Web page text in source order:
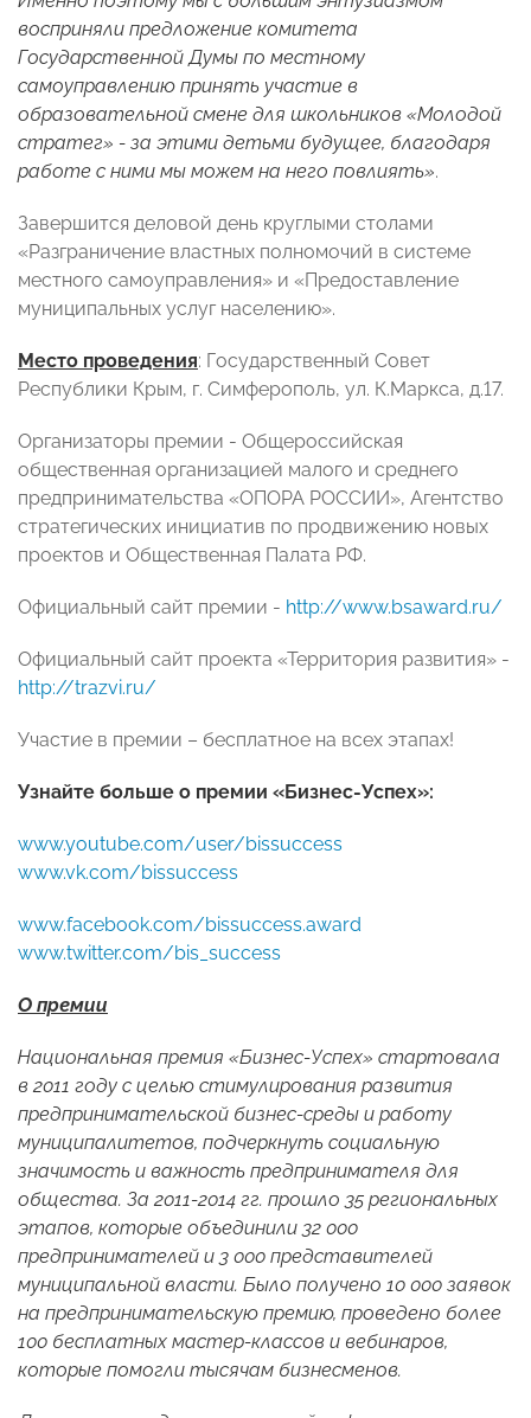
восприняли предложение комитета
Государственной Думы по местному
самоуправлению принять участие в
образовательной смене для школьников «Молодой
стратег» - за этими детьми будущее, благодаря
работе с ними мы можем на него повлиять».
Завершится деловой день круглыми столами
«Разграничение властных полномочий в системе
местного самоуправления» и «Предоставление
муниципальных услуг населению».
Место проведения: Государственный Совет
Республики Крым, г. Симферополь, ул. К.Маркса, д.17.
Организаторы премии - Общероссийская
общественная организацией малого и среднего
предпринимательства «ОПОРА РОССИИ», Агентство
стратегических инициатив по продвижению новых
проектов и Общественная Палата РФ.
Официальный сайт премии - http://www.bsaward.ru/
Официальный сайт проекта «Территория развития» -
http://trazvi.ru/
Участие в премии – бесплатное на всех этапах!
Узнайте больше о премии «Бизнес-Успех»:
www.youtube.com/user/bissuccess
www.vk.com/bissuccess
www.facebook.com/bissuccess.award
www.twitter.com/bis_success
О премии
Национальная премия «Бизнес-Успех» стартовала
в 2011 году с целью стимулирования развития
предпринимательской бизнес-среды и работу
муниципалитетов, подчеркнуть социальную
значимость и важность предпринимателя для
общества. За 2011-2014 гг. прошло 35 региональных
этапов, которые объединили 32 000
предпринимателей и 3 000 представителей
муниципальной власти. Было получено 10 000 заявок
на предпринимательскую премию, проведено более
100 бесплатных мастер-классов и вебинаров,
которые помогли тысячам бизнесменов.